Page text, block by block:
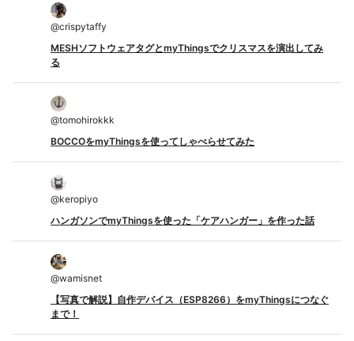
@crispytaffy
MESHソフトウェアタグとmyThingsでクリスマスを演出してみ
る
@tomohirokkk
BOCCOをmyThingsを使ってしゃべらせてみた
@keropiyo
ハンガソンでmyThingsを使った「ケアハンガー」を作った話
@wamisnet
【写真で解説】自作デバイス（ESP8266）をmyThingsにつなぐ
まで！